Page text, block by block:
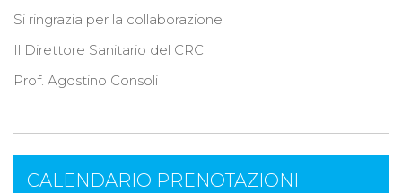
Si ringrazia per la collaborazione
Il Direttore Sanitario del CRC
Prof. Agostino Consoli
CALENDARIO PRENOTAZIONI